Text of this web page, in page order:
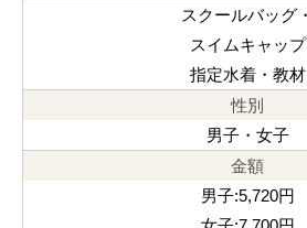
スクールバッグ・
スイムキャップ
指定水着・教材
男子・女子
男子:5,720円